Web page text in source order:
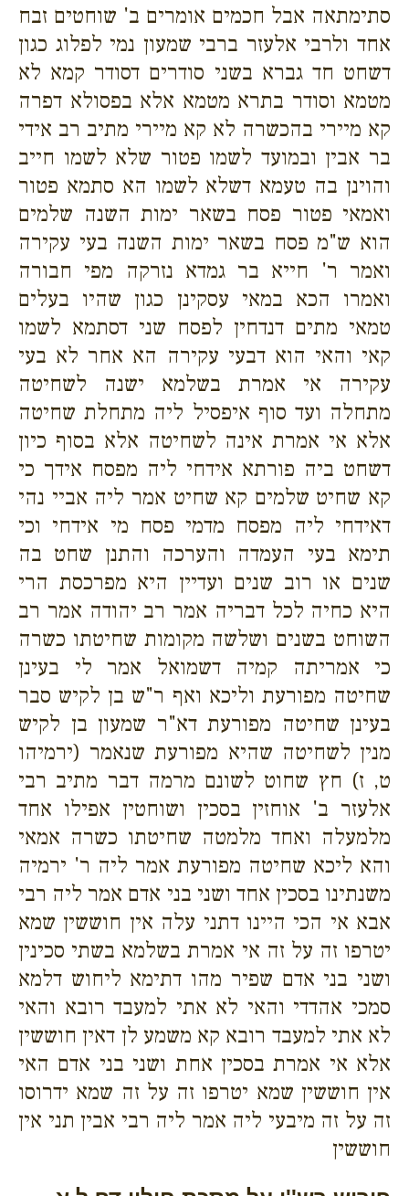
סתימתאה אבל חכמים אומרים ב' שוחטים זבח
אחד ולרבי אלעזר ברבי שמעון נמי לפלוג כגון
דשחט חד גברא בשני סודרים דסודר קמא לא
מטמא וסודר בתרא מטמא אלא בפסולא דפרה
קא מיירי בהכשרה לא קא מיירי מתיב רב אידי
בר אבין ובמועד לשמו פטור שלא לשמו חייב
והוינן בה טעמא דשלא לשמו הא סתמא פטור
ואמאי פטור פסח בשאר ימות השנה שלמים
הוא ש"מ פסח בשאר ימות השנה בעי עקירה
ואמר ר' חייא בר גמדא נזרקה מפי חבורה
ואמרו הכא במאי עסקינן כגון שהיו בעלים
טמאי מתים דנדחין לפסח שני דסתמא לשמו
קאי והאי הוא דבעי עקירה הא אחר לא בעי
עקירה אי אמרת בשלמא ישנה לשחיטה
מתחלה ועד סוף איפסיל ליה מתחלת שחיטה
אלא אי אמרת אינה לשחיטה אלא בסוף כיון
דשחט ביה פורתא אידחי ליה מפסח אידך כי
קא שחיט שלמים קא שחיט אמר ליה אביי נהי
דאידחי ליה מפסח מדמי פסח מי אידחי וכי
תימא בעי העמדה והערכה והתנן שחט בה
שנים או רוב שנים ועדיין היא מפרכסת הרי
היא כחיה לכל דבריה אמר רב יהודה אמר רב
השוחט בשנים ושלשה מקומות שחיטתו כשרה
כי אמריתה קמיה דשמואל אמר לי בעינן
שחיטה מפורעת וליכא ואף ר"ש בן לקיש סבר
בעינן שחיטה מפורעת דא"ר שמעון בן לקיש
מנין לשחיטה שהיא מפורעת שנאמר (ירמיהו
ט, ז) חץ שחוט לשונם מרמה דבר מתיב רבי
אלעזר ב' אוחזין בסכין ושוחטין אפילו אחד
מלמעלה ואחד מלמטה שחיטתו כשרה אמאי
והא ליכא שחיטה מפורעת אמר ליה ר' ירמיה
משנתינו בסכין אחד ושני בני אדם אמר ליה רבי
אבא אי הכי היינו דתני עלה אין חוששין שמא
יטרפו זה על זה אי אמרת בשלמא בשתי סכינין
ושני בני אדם שפיר מהו דתימא ליחוש דלמא
סמכי אהדדי והאי לא אתי למעבד רובא והאי
לא אתי למעבד רובא קא משמע לן דאין חוששין
אלא אי אמרת בסכין אחת ושני בני אדם האי
אין חוששין שמא יטרפו זה על זה שמא ידרוסו
זה על זה מיבעי ליה אמר ליה רבי אבין תני אין
חוששין